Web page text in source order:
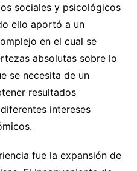
sociales y psicológicos
ello aportó a un
en el cual se
absolutas sobre lo
se necesita de un
resultados
intereses
fue la expansión de